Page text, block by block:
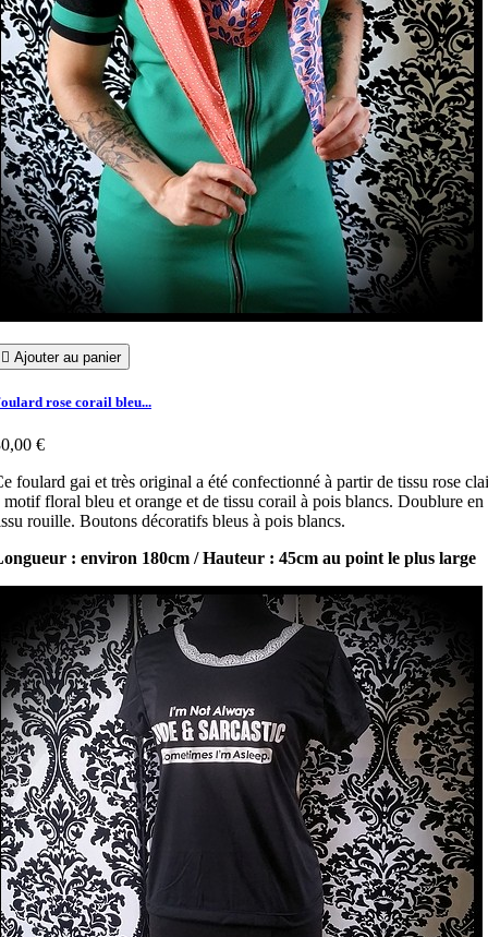
 Ajouter au panier
rose corail bleu...
€
foulard gai et très original a été confectionné à partir de tissu rose
motif floral bleu et orange et de tissu corail à pois blancs. Doublure en
rouille. Boutons décoratifs bleus à pois blancs.
: environ 180cm / Hauteur : 45cm au point le plus large